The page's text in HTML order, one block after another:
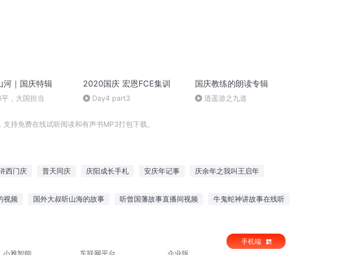
河｜国庆特辑
，大国担当
2020国庆 宏恩FCE集训
Day4 part3
国庆教练的朗读专辑
逍遥游之九道
持免费在线试听阅读和有声书MP3打包下载。
西门庆 普天同庆 庆阳成长手札 安庆年记事 庆余年之我叫王启年
视频 国外大叔听山海的故事 听曾国藩故事直播间视频 牛鬼蛇神讲故事在线听
小雅智能 车联网平台 企业版
手机端